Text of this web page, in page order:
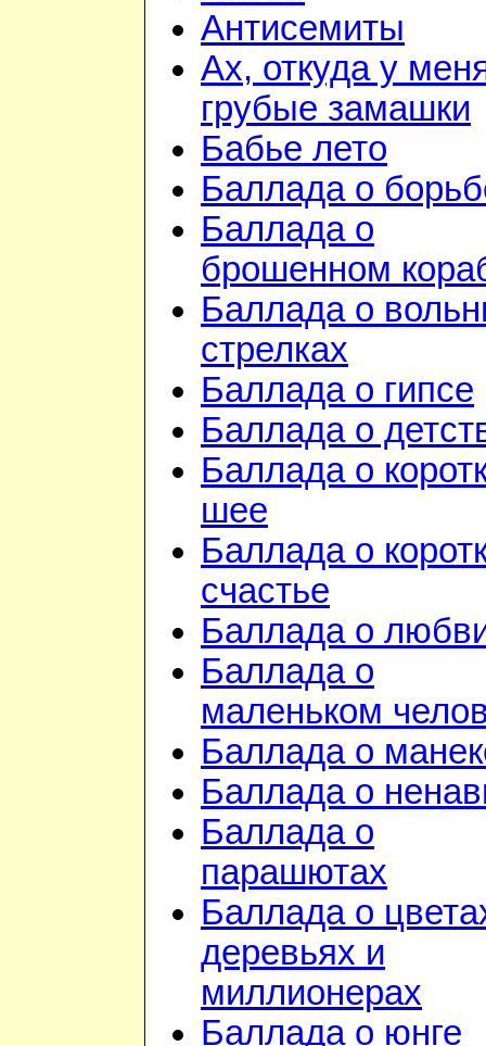
Антисемиты
Ах, откуда у
грубые замашки
Бабье лето
Баллада о
Баллада о
брошенном
Баллада о
стрелках
Баллада о гипсе
Баллада о
Баллада о
шее
Баллада о
счастье
Баллада о
Баллада о
маленьком
Баллада о
Баллада о
Баллада о
парашютах
Баллада о
деревьях и
миллионерах
Баллада о юнге